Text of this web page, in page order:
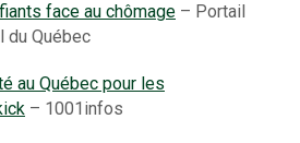
face au chômage – Portail
du Québec
au Québec pour les
– 1001infos